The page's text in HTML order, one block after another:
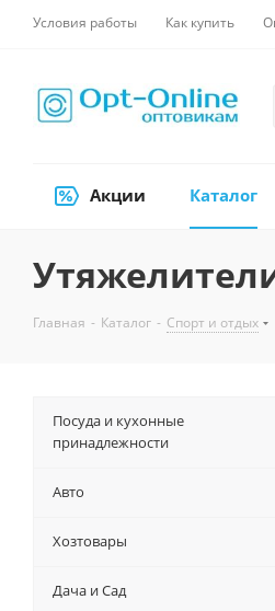
Условия работы Как купить
Акции Каталог
Главная - Каталог - Спорт и отдых
Посуда и кухонные
принадлежности
Авто
Хозтовары
Дача и Сад